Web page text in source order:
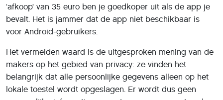
‘afkoop’ van 35 euro ben je goedkoper uit als de app je
bevalt. Het is jammer dat de app niet beschikbaar is
voor Android-gebruikers.
Het vermelden waard is de uitgesproken mening van de
makers op het gebied van privacy: ze vinden het
belangrijk dat alle persoonlijke gegevens alleen op het
lokale toestel wordt opgeslagen. Er wordt dus geen